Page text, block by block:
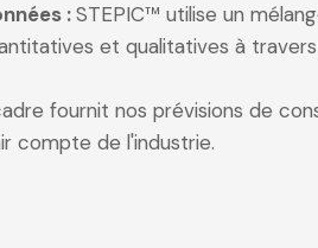
:STEPIC™ utilise un
et qualitatives à travers
fournit nos prévisions de
compte de l'industrie.